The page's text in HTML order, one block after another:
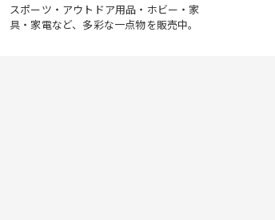
スポーツ・アウトドア用品・ホビー・家
具・家電など、多彩な一点物を販売中。